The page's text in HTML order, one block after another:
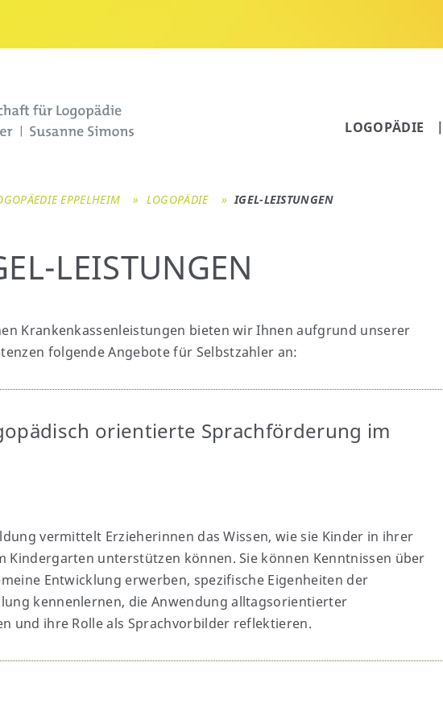
LOGOPÄDIE
EPPELHEIM LOGOPÄDIE IGEL-LEISTUNGEN
LEISTUNGEN
Krankenkassenleistungen bieten wir Ihnen aufgrund unserer
folgende Angebote für Selbstzahler an:
orientierte Sprachförderung im
vermittelt Erzieherinnen das Wissen, wie sie Kinder in ihrer
Kindergarten unterstützen können. Sie können Kenntnissen über
Entwicklung erwerben, spezifische Eigenheiten der
kennenlernen, die Anwendung alltagsorientierter
und ihre Rolle als Sprachvorbilder reflektieren.